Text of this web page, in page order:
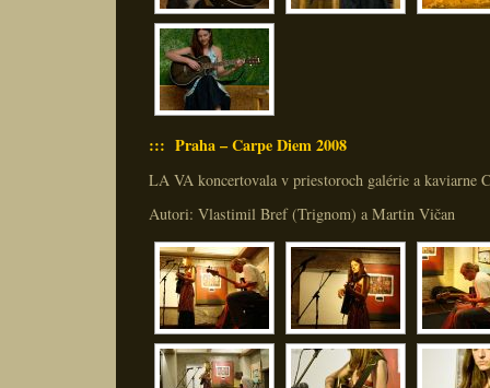
::: Praha – Carpe Diem 2008
LA VA koncertovala v priestoroch galérie a kaviarne
Autori: Vlastimil Bref (Trignom) a Martin Vičan